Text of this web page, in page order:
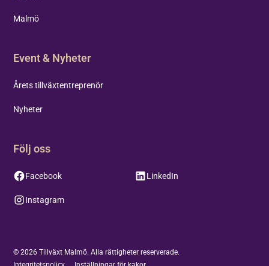
Malmö
Event & Nyheter
Årets tillväxtentreprenör
Nyheter
Följ oss
Facebook LinkedIn
Instagram
©2026 Tillväxt Malmö. Alla rättigheter reserverade.